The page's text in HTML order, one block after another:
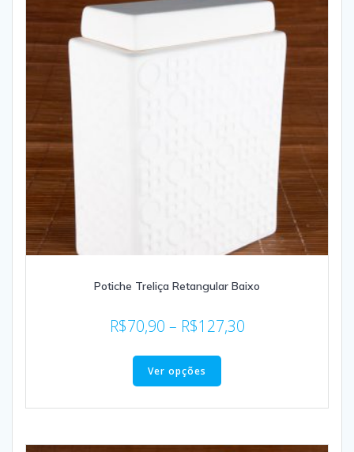
Potiche Treliça Retangular Baixo
R$70,90 – R$127,30
Ver opções